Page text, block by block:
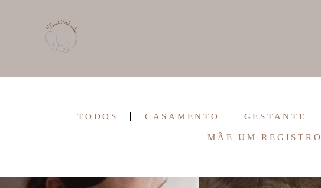
TODOS CASAMENTO GESTANTE
MÃE UM REGISTRO